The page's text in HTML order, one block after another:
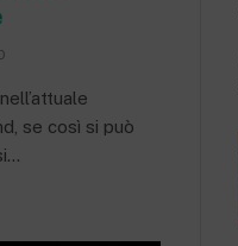
se così si può